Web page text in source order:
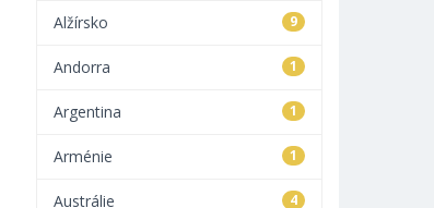
9
Alžírsko
1
Andorra
1
Argentina
1
Arménie
4
Austrálie